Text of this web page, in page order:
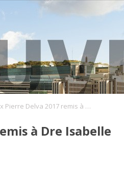
Prix Pierre Delva 2017 remis à Dre Isabelle Montplaisir
à Dre Isabelle